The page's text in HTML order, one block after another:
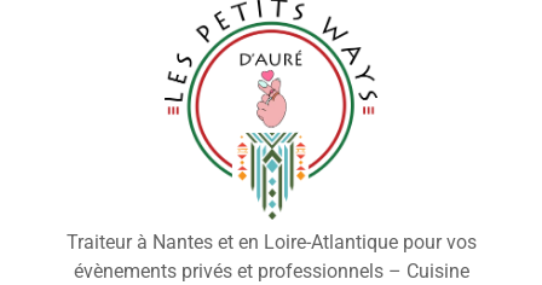
Traiteur à Nantes et en Loire-Atlantique pour vos
évènements privés et professionnels – Cuisine